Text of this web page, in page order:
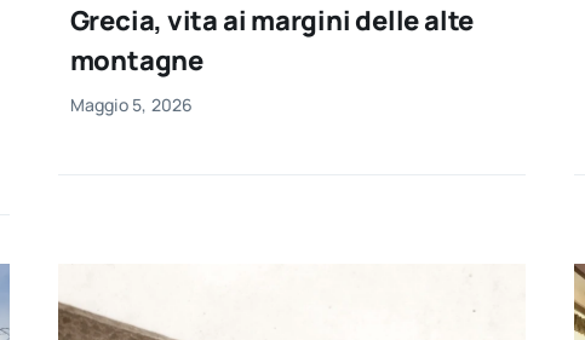
Grecia, vita ai margini delle alte
montagne
Maggio 5, 2026